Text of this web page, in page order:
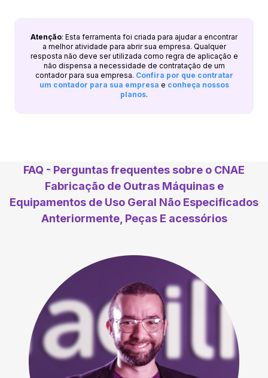
Atenção: Esta ferramenta foi criada para ajudar a encontrar
a melhor atividade para abrir sua empresa. Qualquer
resposta não deve ser utilizada como regra de aplicação e
não dispensa a necessidade de contratação de um
contador para sua empresa. Confira por que contratar
um contador para sua empresa e conheça nossos
planos.
FAQ - Perguntas frequentes sobre o CNAE
Fabricação de Outras Máquinas e
Equipamentos de Uso Geral Não Especificados
Anteriormente, Peças E acessórios